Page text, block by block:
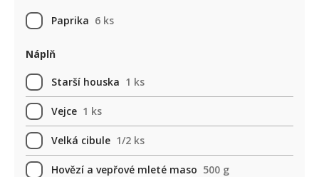
Paprika 6 ks
Náplň
Starší houska 1 ks
Vejce 1 ks
Velká cibule 1/2 ks
Hovězí a vepřové mleté maso 500 g